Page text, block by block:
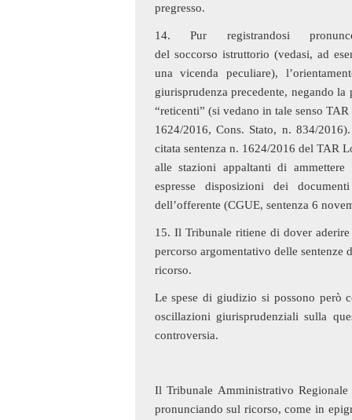
pregresso.
14. Pur registrandosi
del soccorso istruttorio (vedasi, ad
una vicenda peculiare),
giurisprudenza precedente, negando
“reticenti” (si vedano in tale senso
1624/2016, Cons. Stato, n. 834/
citata sentenza n. 1624/2016 del TAR
alle stazioni appaltanti di
espresse disposizioni dei
dell’offerente (CGUE, sentenza 6
15. Il Tribunale ritiene di dover
percorso argomentativo delle
ricorso.
Le spese di giudizio si possono però
oscillazioni giurisprudenziali sulla
controversia.
Il Tribunale Amministrativo
pronunciando sul ricorso, come in